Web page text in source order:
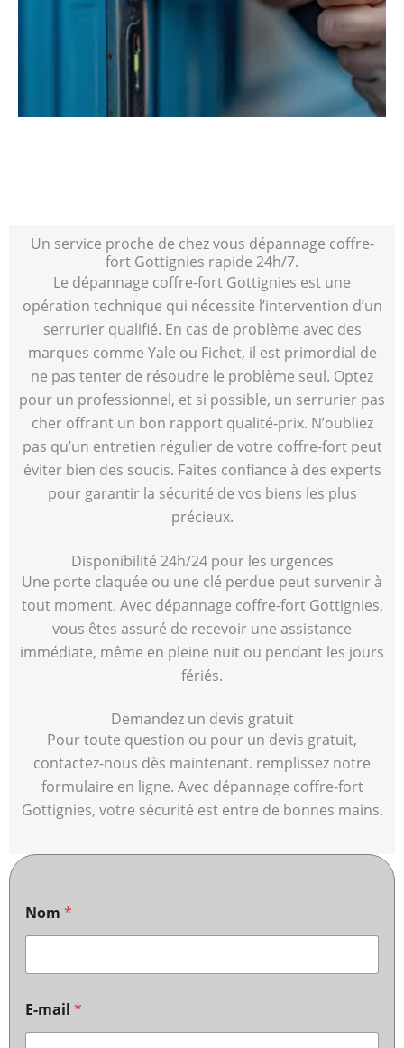
Un service proche de chez vous dépannage coffre-
fort Gottignies rapide 24h/7.
Le dépannage coffre-fort Gottignies est une
opération technique qui nécessite l’intervention d’un
serrurier qualifié. En cas de problème avec des
marques comme Yale ou Fichet, il est primordial de
ne pas tenter de résoudre le problème seul. Optez
pour un professionnel, et si possible, un serrurier pas
cher offrant un bon rapport qualité-prix. N’oubliez
pas qu’un entretien régulier de votre coffre-fort peut
éviter bien des soucis. Faites confiance à des experts
pour garantir la sécurité de vos biens les plus
précieux.
Disponibilité 24h/24 pour les urgences
Une porte claquée ou une clé perdue peut survenir à
tout moment. Avec dépannage coffre-fort Gottignies,
vous êtes assuré de recevoir une assistance
immédiate, même en pleine nuit ou pendant les jours
fériés.
Demandez un devis gratuit
Pour toute question ou pour un devis gratuit,
contactez-nous dès maintenant. remplissez notre
formulaire en ligne. Avec dépannage coffre-fort
Gottignies, votre sécurité est entre de bonnes mains.
Nom *
E-mail *